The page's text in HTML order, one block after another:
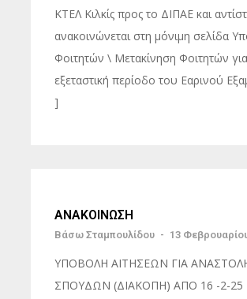
ΚΤΕΛ Κιλκίς προς το ΔΙΠΑΕ και
ανακοινώνεται στη μόνιμη σελίδα
Φοιτητών \ Μετακίνηση Φοιτητών
εξεταστική περίοδο του Εαρινού
]
ΑΝΑΚΟΙΝΩΣΗ
Βάσω Σταμπουλίδου - 13
ΥΠΟΒΟΛΗ ΑΙΤΗΣΕΩΝ ΓΙΑ
ΣΠΟΥΔΩΝ (ΔΙΑΚΟΠΗ) ΑΠΟ 16 -2-25